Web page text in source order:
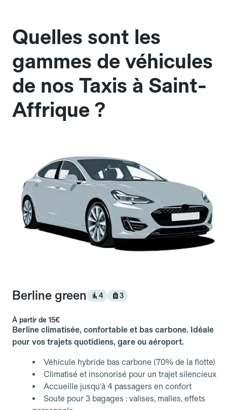
Quelles sont les
gammes de véhicules
de nos Taxis à Saint-
Affrique ?
Berline green 4 3
À partir de 15€
Berline climatisée, confortable et bas carbone. Idéale
pour vos trajets quotidiens, gare ou aéroport.
Véhicule hybride bas carbone (70% de la flotte)
Climatisé et insonorisé pour un trajet silencieux
Accueille jusqu'à 4 passagers en confort
Soute pour 3 bagages : valises, malles, effets